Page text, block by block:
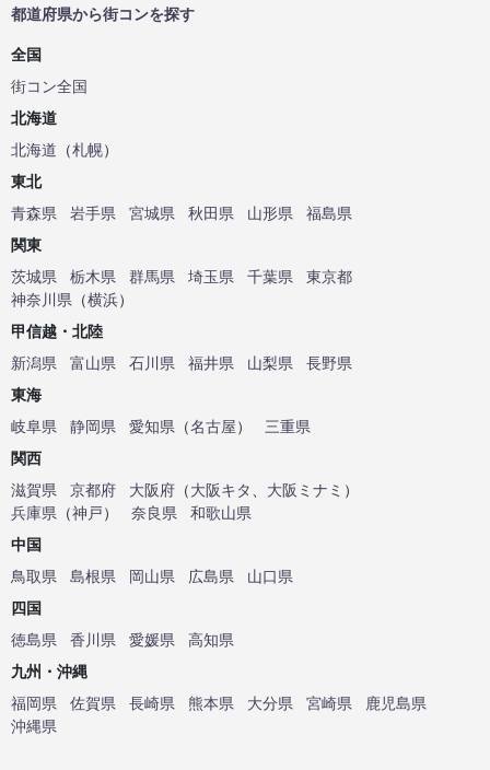
都道府県から街コンを探す
全国
街コン全国
北海道
北海道 （札幌）
東北
青森県
岩手県 宮城県 秋田県 山形県
福島県
関東
茨城県
栃木県 群馬県 埼玉県 千葉県
東京都
神奈川県 （横浜）
甲信越・北陸
新潟県
富山県 石川県 福井県 山梨県
長野県
東海
岐阜県
静岡県 愛知県 （名古屋）
三重県
関西
滋賀県
京都府 大阪府 （大阪キタ 大阪ミナミ ）
兵庫県 （神戸） 奈良県
和歌山県
中国
鳥取県
島根県 岡山県 広島県
山口県
四国
徳島県
香川県 愛媛県
高知県
九州・沖縄
福岡県
佐賀県 長崎県 熊本県 大分県 宮崎県
鹿児島県
沖縄県